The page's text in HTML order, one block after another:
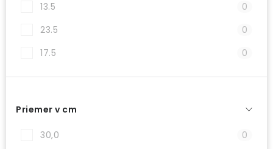
13.5
0
23.5
0
17.5
0
Priemer v cm
30,0
0